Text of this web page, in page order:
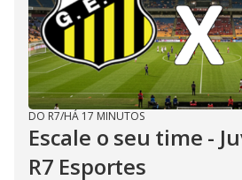
DO R7/HÁ 17 MINUTOS
Escale o seu time -
R7 Esportes